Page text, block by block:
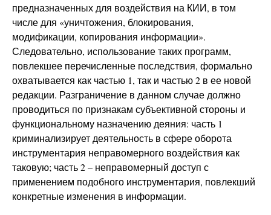
предназначенных для воздействия на КИИ, в том
числе для «уничтожения, блокирования,
модификации, копирования информации».
Следовательно, использование таких программ,
повлекшее перечисленные последствия, формально
охватывается как частью 1, так и частью 2 в ее новой
редакции. Разграничение в данном случае должно
проводиться по признакам субъективной стороны и
функциональному назначению деяния: часть 1
криминализирует деятельность в сфере оборота
инструментария неправомерного воздействия как
таковую; часть 2 – неправомерный доступ с
применением подобного инструментария, повлекший
конкретные изменения в информации.